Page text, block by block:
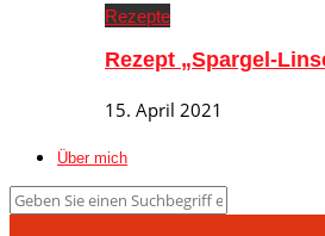
Rezepte
Rezept „Spargel-
15. April 2021
Über mich